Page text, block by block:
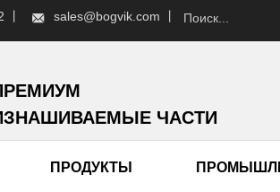
sales@bogvik.com 丨
ЧАСТИ
ПРОДУКТЫ